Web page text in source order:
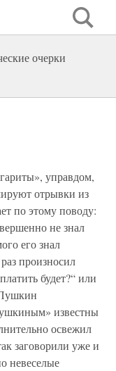
очерки
управдом,
отрывки из
по этому поводу:
не знал
его знал
произносил
будет?“ или
известны
освежил
заговорили уже и
невеселые